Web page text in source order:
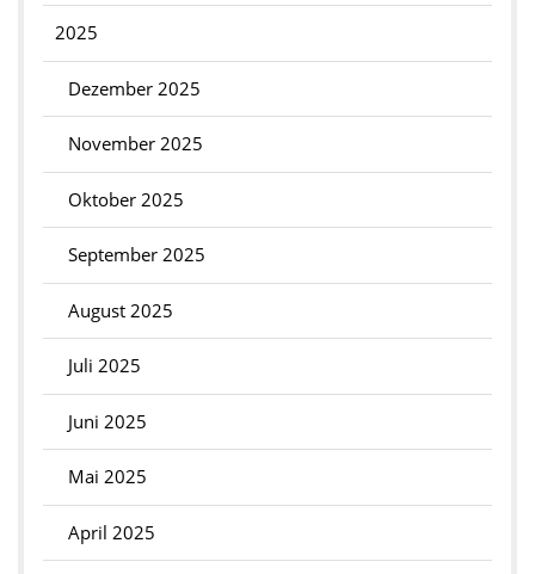
2025
Dezember 2025
November 2025
Oktober 2025
September 2025
August 2025
Juli 2025
Juni 2025
Mai 2025
April 2025